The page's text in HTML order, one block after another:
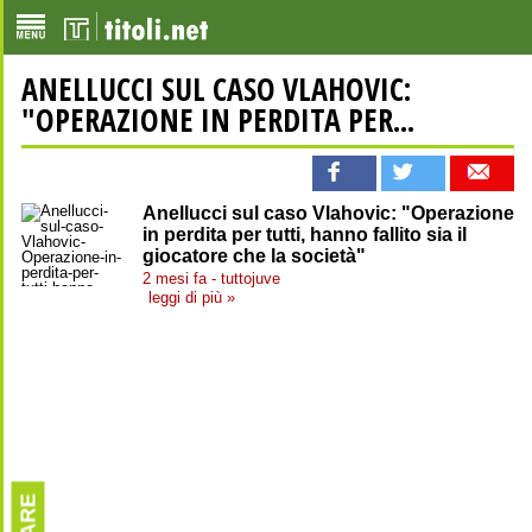
ANELLUCCI SUL CASO VLAHOVIC:
"OPERAZIONE IN PERDITA PER...
Anellucci sul caso Vlahovic: "Operazione
in perdita per tutti, hanno fallito sia il
giocatore che la società"
2 mesi fa - tuttojuve
leggi di più »